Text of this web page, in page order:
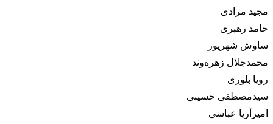
مجید مرادی
حامد رهبری
ساوش شهریور
محمدجلال زهره‌وند
رویا بلوری
سیدمصطفی حسینی
امیرآریا عباسی